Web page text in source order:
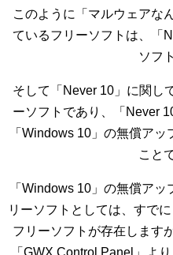
このように「マルウェアな
ているフリーソフトは、「
ソフ
そして「Never 10」に関し
ーソフトであり、「Never
「Windows 10」の無償ア
こと
「Windows 10」の無償ア
リーソフトとしては、すで
フリーソフトが存在します
「GWX Control Panel」よ